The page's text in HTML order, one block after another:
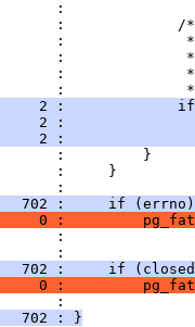
:
:             /*
:
:
:
:
2 :
2 :
2 :
:         }
:     }
:
702 :     if (errno)
0 :
:
:
702 :     if
0 :
:
702 : }